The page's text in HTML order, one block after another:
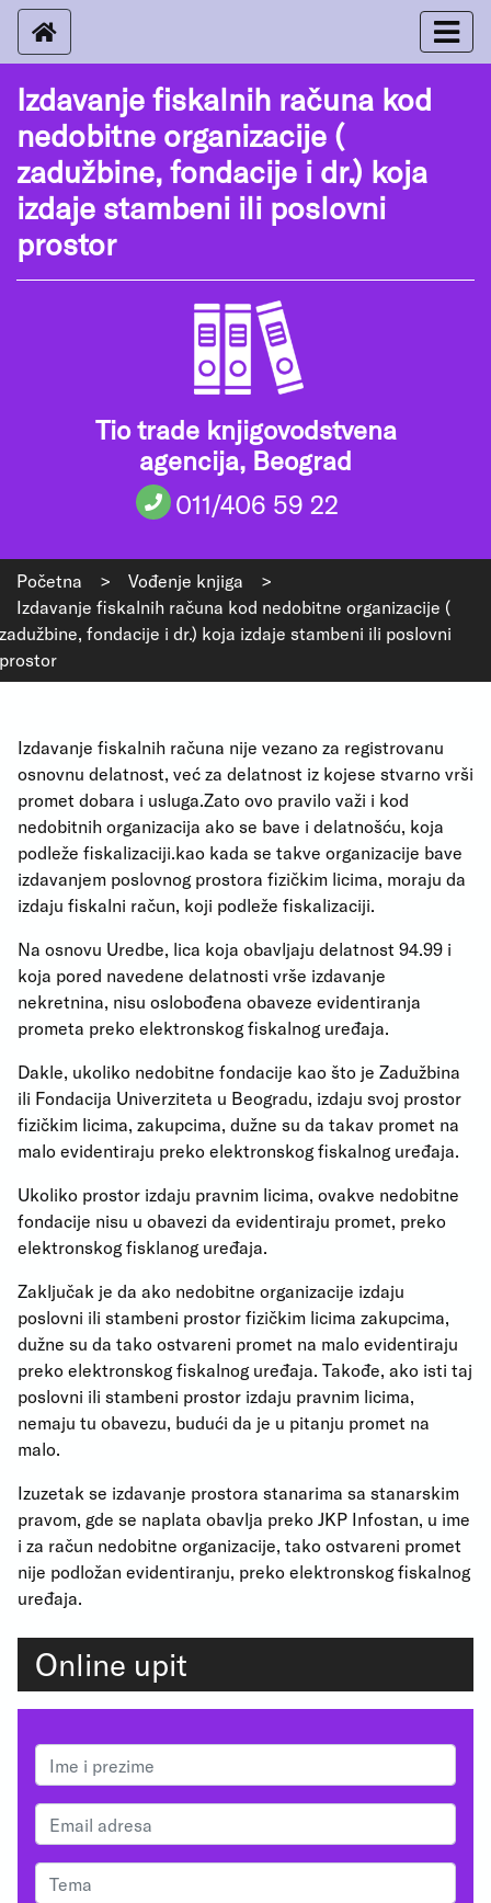
Izdavanje fiskalnih računa kod
nedobitne organizacije (
zadužbine, fondacije i dr.) koja
izdaje stambeni ili poslovni
prostor
Tio trade knjigovodstvena
agencija, Beograd
011/406 59 22
Početna > Vođenje knjiga
>
Izdavanje fiskalnih računa kod nedobitne organizacije (
zadužbine, fondacije i dr.) koja izdaje stambeni ili poslovni
prostor
Izdavanje fiskalnih računa nije vezano za registrovanu
osnovnu delatnost, već za delatnost iz kojese stvarno vrši
promet dobara i usluga.Zato ovo pravilo važi i kod
nedobitnih organizacija ako se bave i delatnošću, koja
podleže fiskalizaciji.kao kada se takve organizacije bave
izdavanjem poslovnog prostora fizičkim licima, moraju da
izdaju fiskalni račun, koji podleže fiskalizaciji.
Na osnovu Uredbe, lica koja obavljaju delatnost 94.99 i
koja pored navedene delatnosti vrše izdavanje
nekretnina, nisu oslobođena obaveze evidentiranja
prometa preko elektronskog fiskalnog uređaja.
Dakle, ukoliko nedobitne fondacije kao što je Zadužbina
ili Fondacija Univerziteta u Beogradu, izdaju svoj prostor
fizičkim licima, zakupcima, dužne su da takav promet na
malo evidentiraju preko elektronskog fiskalnog uređaja.
Ukoliko prostor izdaju pravnim licima, ovakve nedobitne
fondacije nisu u obavezi da evidentiraju promet, preko
elektronskog fisklanog uređaja.
Zaključak je da ako nedobitne organizacije izdaju
poslovni ili stambeni prostor fizičkim licima zakupcima,
dužne su da tako ostvareni promet na malo evidentiraju
preko elektronskog fiskalnog uređaja. Takođe, ako isti taj
poslovni ili stambeni prostor izdaju pravnim licima,
nemaju tu obavezu, budući da je u pitanju promet na
malo.
Izuzetak se izdavanje prostora stanarima sa stanarskim
pravom, gde se naplata obavlja preko JKP Infostan, u ime
i za račun nedobitne organizacije, tako ostvareni promet
nije podložan evidentiranju, preko elektronskog fiskalnog
uređaja.
Online upit